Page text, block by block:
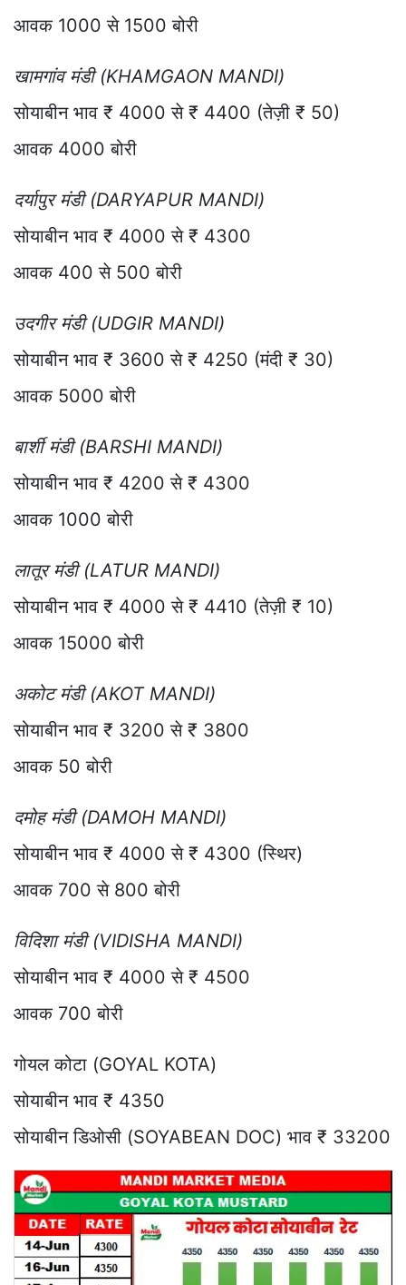
आवक 1000 से 1500 बोरी
खामगांव मंडी (KHAMGAON MANDI)
सोयाबीन भाव ₹ 4000 से ₹ 4400 (तेज़ी ₹ 50)
आवक 4000 बोरी
दर्यापुर मंडी (DARYAPUR MANDI)
सोयाबीन भाव ₹ 4000 से ₹ 4300
आवक 400 से 500 बोरी
उदगीर मंडी (UDGIR MANDI)
सोयाबीन भाव ₹ 3600 से ₹ 4250 (मंदी ₹ 30)
आवक 5000 बोरी
बार्शी मंडी (BARSHI MANDI)
सोयाबीन भाव ₹ 4200 से ₹ 4300
आवक 1000 बोरी
लातूर मंडी (LATUR MANDI)
सोयाबीन भाव ₹ 4000 से ₹ 4410 (तेज़ी ₹ 10)
आवक 15000 बोरी
अकोट मंडी (AKOT MANDI)
सोयाबीन भाव ₹ 3200 से ₹ 3800
आवक 50 बोरी
दमोह मंडी (DAMOH MANDI)
सोयाबीन भाव ₹ 4000 से ₹ 4300 (स्थिर)
आवक 700 से 800 बोरी
विदिशा मंडी (VIDISHA MANDI)
सोयाबीन भाव ₹ 4000 से ₹ 4500
आवक 700 बोरी
गोयल कोटा (GOYAL KOTA)
सोयाबीन भाव ₹ 4350
सोयाबीन डिओसी (SOYABEAN DOC) भाव ₹ 33200